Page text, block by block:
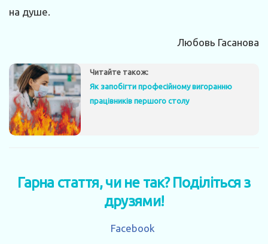
на душе.
Любовь Гасанова
Читайте також:
Як запобігти професійному вигоранню
працівників першого столу
Гарна стаття, чи не так? Поділіться з
друзями!
Facebook